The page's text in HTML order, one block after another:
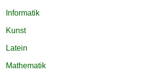
Informatik
Kunst
Latein
Mathematik